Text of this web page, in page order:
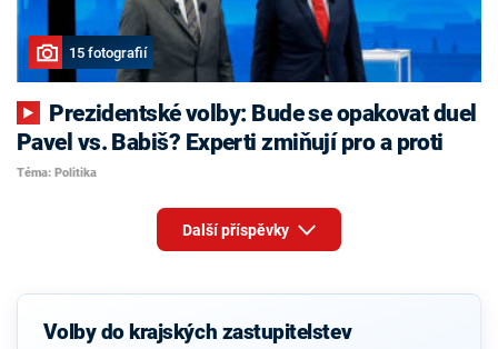
15 fotografií
Pavel vs. Babiš? Experti zmiňují pro a proti
Téma: Politika
Další příspěvky
Volby do krajských zastupitelstev